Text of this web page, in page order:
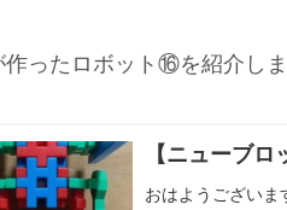
作ったロボット⑯を紹介し
【ニューブ
おはようございま